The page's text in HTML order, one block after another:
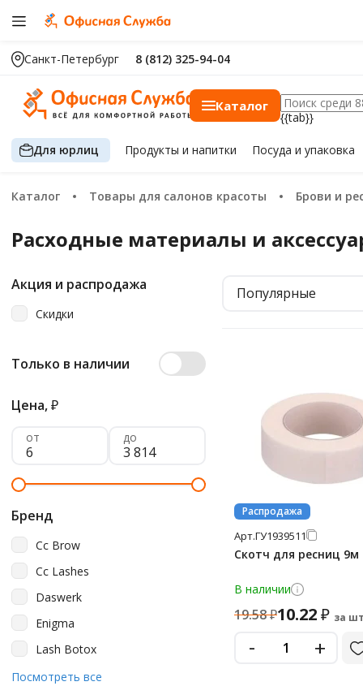
Санкт-Петербург 8 (812) 325-94-04
Каталог
{{tab}}
Для юрлиц Продуктыи напитки Посуда и упаковка
Каталог Товары для салонов красоты Брови и
Расходные материалы и
Акция и распродажа
Скидки
Только в наличии
Цена,₽
от до
Бренд
Cc Brow
Cc Lashes
Daswerk
Enigma
Lash Botox
Levissime
Посмотреть все
Популярные
Распродажа
Арт.ГУ1939511
Скотч для ресниц 9м
В наличии
19.58₽10.22₽ за
- +